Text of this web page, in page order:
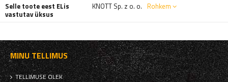
Selle toote eest ELis
vastutav üksus
KNOTT Sp. z o. o. Rohkem
MINU TELLIMUS
TELLIMUSE OLEK